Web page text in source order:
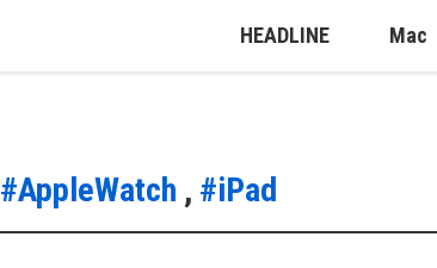
HEADLINE Mac
#AppleWatch , #iPad